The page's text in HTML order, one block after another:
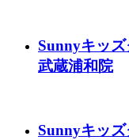
Sunnyキッ
武蔵浦和院
Sunnyキッ